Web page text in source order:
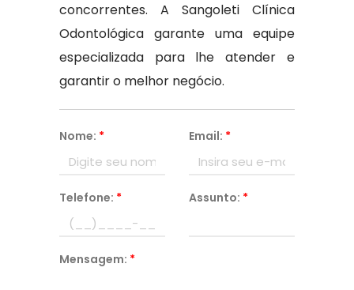
concorrentes. A Sangoleti Clínica
Odontológica garante uma equipe
especializada para lhe atender e
garantir o melhor negócio.
Nome: * Email: *
Telefone: * Assunto: *
Mensagem: *